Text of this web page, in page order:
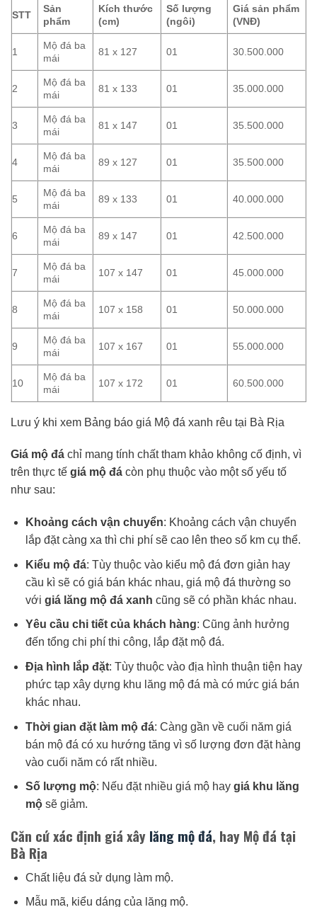
STT
Sản
phẩm
Kích thước
(cm)
Số lượng
(ngôi)
Giá sản phẩm
(VNĐ)
1
Mộ đá ba
mái
81 x 127 01 30.500.000
2
Mộ đá ba
mái
81 x 133 01 35.000.000
3
Mộ đá ba
mái
81 x 147 01 35.500.000
4
Mộ đá ba
mái
89 x 127 01 35.500.000
5
Mộ đá ba
mái
89 x 133 01 40.000.000
6
Mộ đá ba
mái
89 x 147 01 42.500.000
7
Mộ đá ba
mái
107 x 147 01 45.000.000
8
Mộ đá ba
mái
107 x 158 01 50.000.000
9
Mộ đá ba
mái
107 x 167 01 55.000.000
10
Mộ đá ba
mái
107 x 172 01 60.500.000
Lưu ý khi xem Bảng báo giá Mộ đá xanh rêu tại Bà Rịa
Giá mộ đá chỉ mang tính chất tham khảo không cố định, vì
trên thực tế giá mộ đá còn phụ thuộc vào một số yếu tố
như sau:
Khoảng cách vận chuyển: Khoảng cách vận chuyển
lắp đặt càng xa thì chi phí sẽ cao lên theo số km cụ thể.
Kiểu mộ đá: Tùy thuộc vào kiểu mộ đá đơn giản hay
cầu kì sẽ có giá bán khác nhau, giá mộ đá thường so
với giá lăng mộ đá xanh cũng sẽ có phần khác nhau.
Yêu cầu chi tiết của khách hàng: Cũng ảnh hưởng
đến tổng chi phí thi công, lắp đặt mộ đá.
Địa hình lắp đặt: Tùy thuộc vào địa hình thuận tiện hay
phức tạp xây dựng khu lăng mộ đá mà có mức giá bán
khác nhau.
Thời gian đặt làm mộ đá: Càng gần về cuối năm giá
bán mộ đá có xu hướng tăng vì số lượng đơn đặt hàng
vào cuối năm có rất nhiều.
Số lượng mộ: Nếu đặt nhiều giá mộ hay giá khu lăng
mộsẽ giảm.
Căn cứ xác định giá xây lăng mộ đá, hay Mộ đá tại
Bà Rịa
Chất liệu đá sử dụng làm mộ.
Mẫu mã, kiểu dáng của lăng mộ.